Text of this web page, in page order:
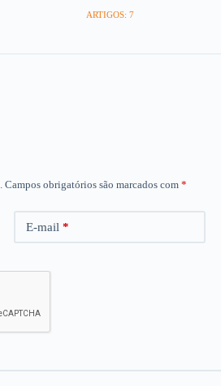
ARTIGOS: 7
Campos obrigatórios são marcados com *
E-mail *